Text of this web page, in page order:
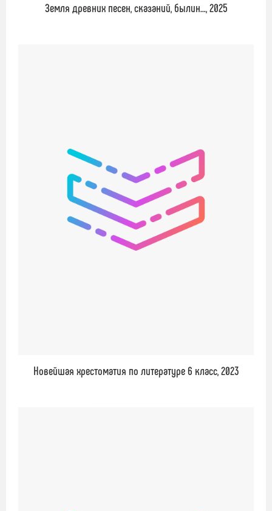
Земля древних песен, сказаний, былин..., 2025
Новейшая хрестоматия по литературе 6 класс, 2023